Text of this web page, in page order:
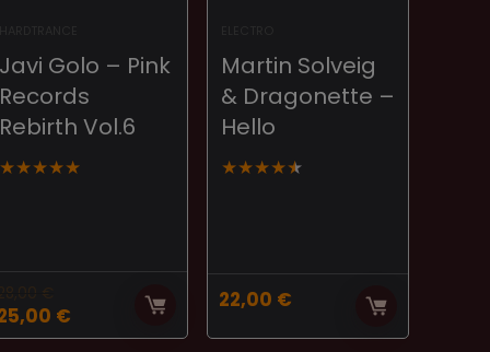
Javi Golo – Pink
Records
Rebirth Vol.6
★★★★★
€
€
precio
Martin Solveig
& Dragonette –
Hello
★★★★★
22,00 €